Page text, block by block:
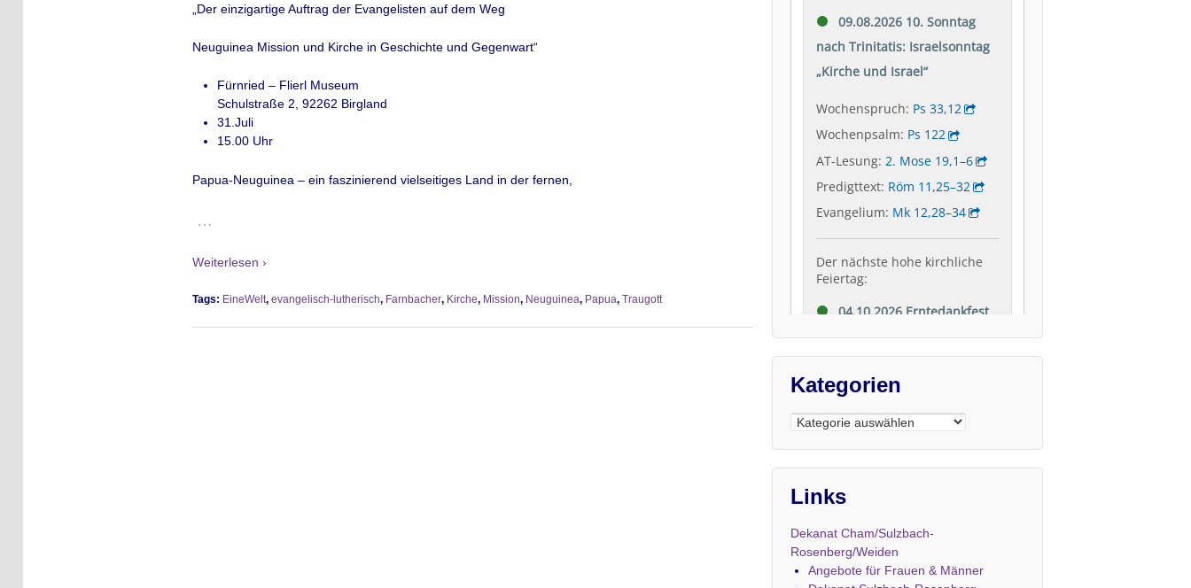
„Der einzigartige Auftrag der Evangelisten auf dem Weg
Neuguinea Mission und Kirche in Geschichte und Gegenwart“
Fürnried – Flierl Museum
Schulstraße 2, 92262 Birgland
31.Juli
15.00 Uhr
Papua-Neuguinea – ein faszinierend vielseitiges Land in der fernen,
…
Weiterlesen ›
Tags: EineWelt, evangelisch-lutherisch, Farnbacher, Kirche, Mission, Neuguinea, Papua, Traugott
Kategorien
Kategorien
Links
Dekanat Cham/Sulzbach-
Rosenberg/Weiden
Angebote für Frauen & Männer